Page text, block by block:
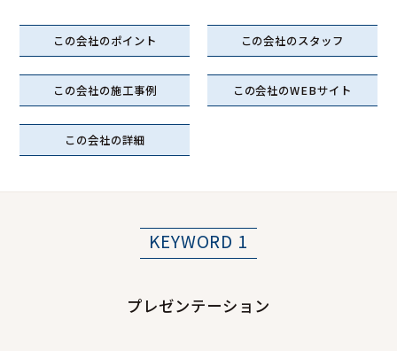
この会社のポイント この会社のスタッフ
この会社の施工事例 この会社のWEBサイト
この会社の詳細
KEYWORD 1
プレゼンテーション